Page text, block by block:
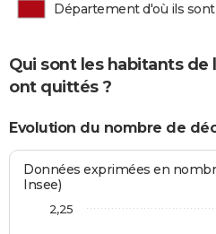
Département d'où ils
Qui sont les habitants de
ont quittés ?
Evolution du nombre de
Données exprimées en
Insee)
2,25